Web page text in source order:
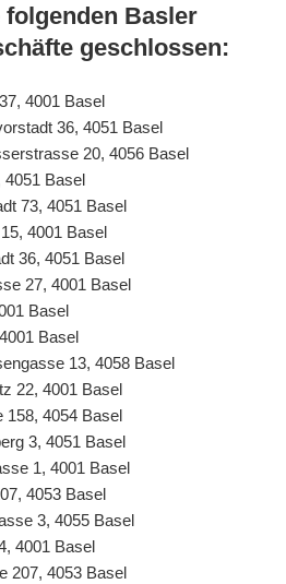
Basler
geschlossen:
4001 Basel
36, 4051 Basel
20, 4056 Basel
Basel
73, 4051 Basel
4001 Basel
36, 4051 Basel
27, 4001 Basel
Basel
Basel
13, 4058 Basel
22, 4001 Basel
158, 4054 Basel
3, 4051 Basel
1, 4001 Basel
4053 Basel
3, 4055 Basel
4001 Basel
207, 4053 Basel